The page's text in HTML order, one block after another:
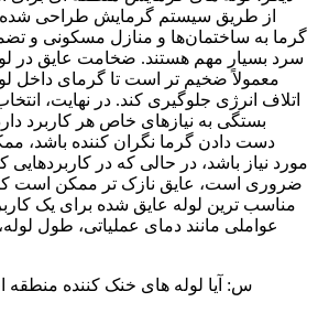
از طریق سیستم گرمایش طراحی شده
گرما به ساختمان‌ها و منازل مسکونی و
سرد بسیار مهم هستند. ضخامت عایق در
معمولاً ضخیم تر است تا گرمای داخل
اتلاف انرژی جلوگیری کند. در نهایت،
بستگی به نیازهای خاص هر کاربرد
دست دادن گرما نگران کننده باشد،
مورد نیاز باشد، در حالی که در
ضروری است، عایق نازک تر ممکن است
مناسب ترین لوله عایق شده برای یک
عواملی مانند دمای عملیاتی، طول
س: آیا لوله های خنک کننده منطقه